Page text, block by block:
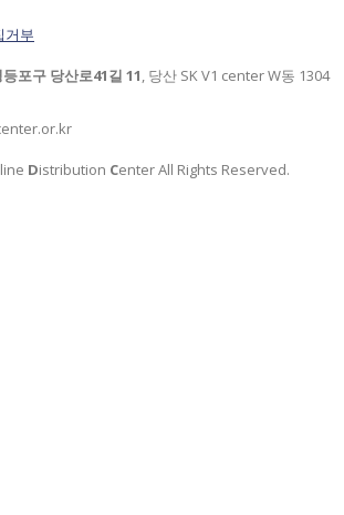
거부
포구 당산로41길 11, 당산 SK V1 center W동 1304
Distribution Center All Rights Reserved.